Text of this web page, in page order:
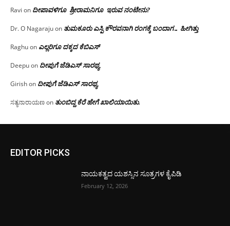
Ravi on ದೀಪಾವಳಿಗೂ ಶ್ರೀರಾಮನಿಗೂ ಇರುವ ನಂಟೇನು?
Dr. O Nagarajuon ತುಮಕೂರು ಎಸ್ಪಿ ಕೌರವನಾಗಿ ರಂಗಕ್ಕೆ ಬಂದಾಗ… ಹೀಗಿತ್ತು
Raghuon ಎಲ್ಲರಿಗೂ ದಕ್ಕದ ಕೆಬಿಎಸ್
Deepuon ದೀಪುಗೆ ಜೆಡಿಎಸ್ ಸಾರಥ್ಯ
Girishon ದೀಪುಗೆ ಜೆಡಿಎಸ್ ಸಾರಥ್ಯ
ಸತ್ಯನಾರಾಯಣon ತುಂಬಿದ್ದ ಕೆರೆ ಹೇಗೆ ಖಾಲಿಯಾಯಿತು.
EDITOR PICKS
ನಾಯಕತ್ವದ ಯಶಸ್ಸಿನ ಸೂತ್ರಗಳ ಕೈಪಿಡಿ
February 12, 2026